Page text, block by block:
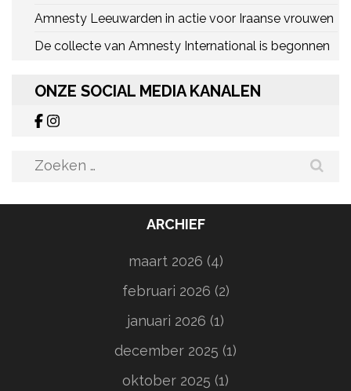
Amnesty Leeuwarden in actie voor Iraanse vrouwen
De collecte van Amnesty International is begonnen
ONZE SOCIAL MEDIA KANALEN
Zoeken
ARCHIEF
maart 2026 (4)
februari 2026 (2)
januari 2026 (1)
december 2025 (1)
oktober 2025 (1)